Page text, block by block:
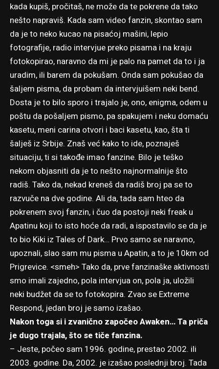
kada kupiš, pročitaš, ne može da te pokrene da tako
nešto napraviš. Kada sam video fanzin, skontao sam
da je to neko kucao na pisaćoj mašini, lepio
fotografije, radio intervjue preko pisama i na kraju
fotokopirao, naravno da mi je palo na pamet da to i ja
uradim, ili barem da pokušam. Onda sam pokušao da
šaljem pisma, da probam da intervjuišem neki bend.
Dosta je to bilo sporo i trajalo je, ono, enigma, odem u
poštu da pošaljem pismo, pa spakujem i neku domaću
kasetu, meni carina otvori i baci kasetu, kao, šta ti
šalješ iz Srbije. Znaš već kako to ide, poznaješ
situaciju, ti si takođe imao fanzine. Bilo je teško
nekom objasniti da je to nešto najnormalnije što
radiš. Tako da, nekad kreneš da radiš broj pa se to
razvuče na dve godine. Ali da, tada sam hteo da
pokrenem svoj fanzin, i čuo da postoji neki freak u
Apatinu koji to isto hoće da radi, a ispostavilo se da je
to bio Kiki iz Tales of Dark… Prvo samo se naravno,
upoznali, slao sam mu pisma u Apatin, a to je 10km od
Prigrevice. <smeh> Tako da, prve fanzinaške aktivnosti
smo imali zajedno, pola intervjua on, pola ja, uložili
neki budžet da se to fotokopira. Zvao se Extreme
Respond, jedan broj je samo izašao.
Nakon toga si i zvanično započeo Awaken… Ta priča
je dugo trajala, što se tiče fanzina.
– Jeste, počeo sam 1996. godine, prestao 2002. ili
2003. godine. Da, 2002. je izašao poslednji broj. Tada